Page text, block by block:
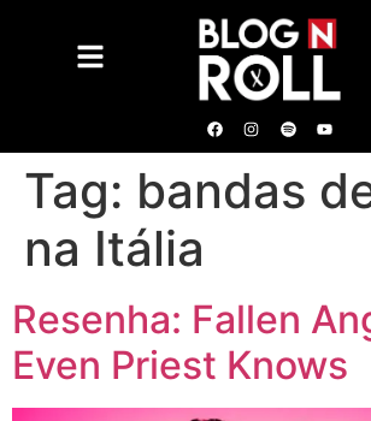
Tag: bandas
na Itália
Resenha: Fallen
Even Priest Knows